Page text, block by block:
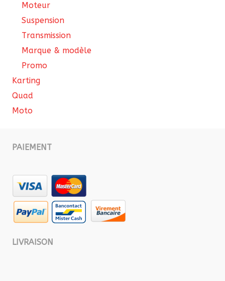
Moteur
Suspension
Transmission
Marque & modèle
Promo
Karting
Quad
Moto
PAIEMENT
LIVRAISON